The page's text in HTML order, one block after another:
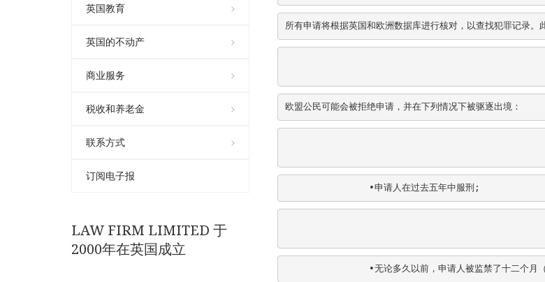
英国教育
英国的不动产
商业服务
税收和养老金
联系方式
订阅电子报
LAW FIRM LIMITED 于
2000年在英国成立
所有申请将根据英国和欧洲数据库进行核对，以查找犯罪记录。
欧盟公民可能会被拒绝申请，并在下列情况下被驱逐出境：
∙申请人在过去五年中服刑;
∙无论多久以前，申请人被监禁了十二个月（或